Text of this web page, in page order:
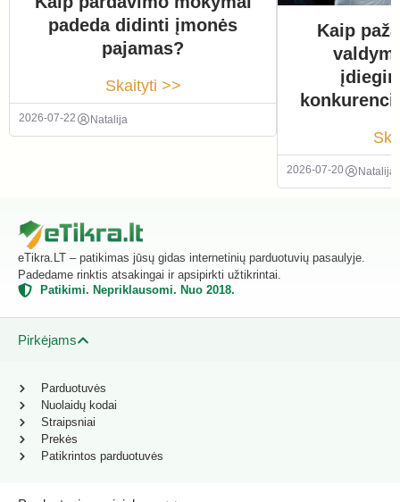
padeda didinti įmonės
pajamas?
Skaityti >>
2026-07-22 Natalija
Kaip
2026-07-20 Natalija
eTikra.LT – patikimas jūsų gidas internetinių parduotuvių pasaulyje.
Padedame rinktis atsakingai ir apsipirkti užtikrintai.
Patikimi. Nepriklausomi. Nuo 2018.
Pirkėjams
Parduotuvės
Nuolaidų kodai
Straipsniai
Prekės
Patikrintos parduotuvės